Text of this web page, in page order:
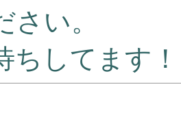
さい。
ちしてます！